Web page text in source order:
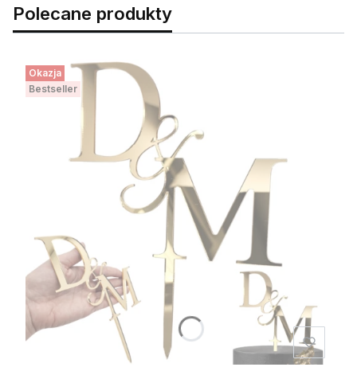
Polecane produkty
Okazja
Bestseller